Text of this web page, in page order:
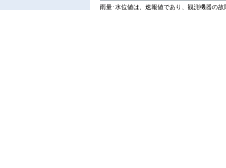
雨量･水位値は、速報値であり、観測機器の